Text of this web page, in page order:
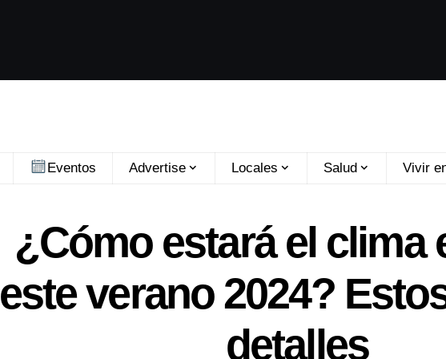
Eventos Advertise Locales Salud Vivir
¿Cómo estará el clima
este verano 2024?
detalles